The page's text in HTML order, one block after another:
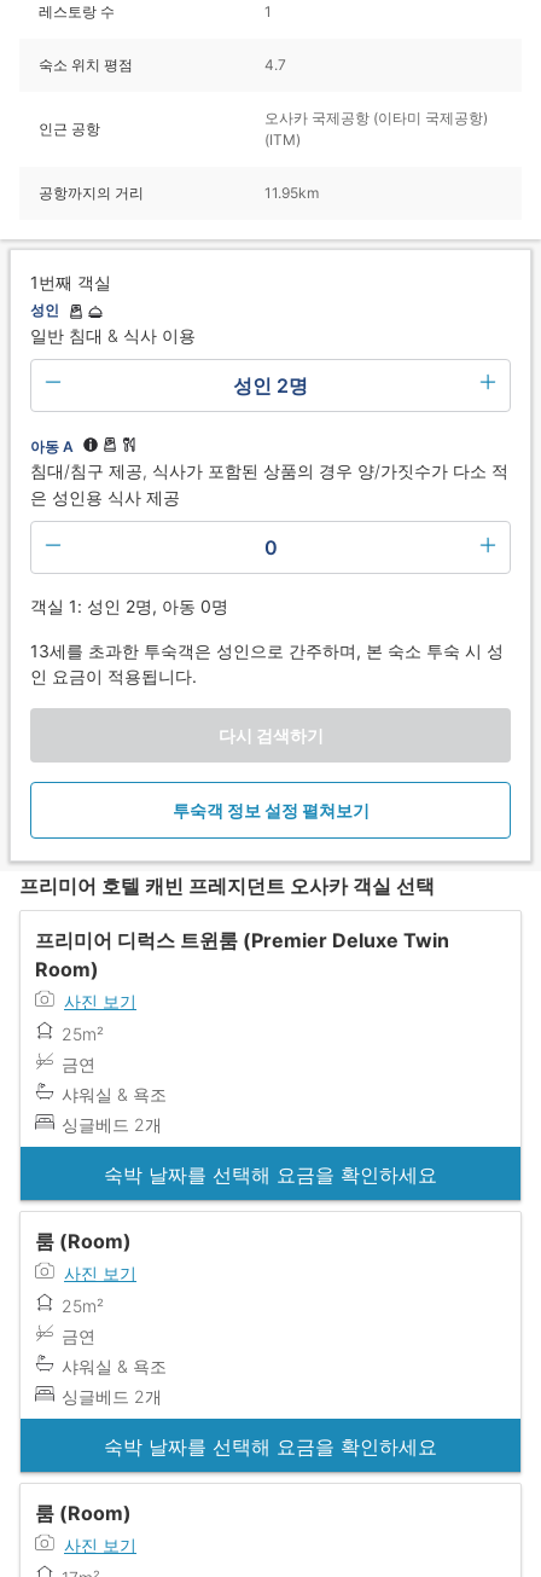
레스토랑 수 1
숙소 위치 평점 4.7
인근 공항
오사카 국제공항 (이타미 국제공항)
(ITM)
공항까지의 거리 11.95km
1번째 객실
성인
일반 침대 & 식사 이용
성인 2명
아동 A
침대/침구 제공, 식사가 포함된 상품의 경우 양/가짓수가 다소 적
은 성인용 식사 제공
0
객실 1: 성인 2명, 아동 0명
13세를 초과한 투숙객은 성인으로 간주하며, 본 숙소 투숙 시 성
인 요금이 적용됩니다.
다시 검색하기
투숙객 정보 설정 펼쳐보기
프리미어 호텔 캐빈 프레지던트 오사카 객실 선택
프리미어 디럭스 트윈룸 (Premier Deluxe Twin
Room)
사진 보기
25m²
금연
샤워실 & 욕조
싱글베드 2개
숙박 날짜를 선택해 요금을 확인하세요
룸 (Room)
사진 보기
25m²
금연
샤워실 & 욕조
싱글베드 2개
숙박 날짜를 선택해 요금을 확인하세요
룸 (Room)
사진 보기